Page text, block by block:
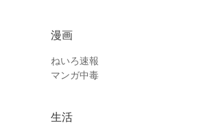
漫画
ねいろ速報
マンガ中毒
生活